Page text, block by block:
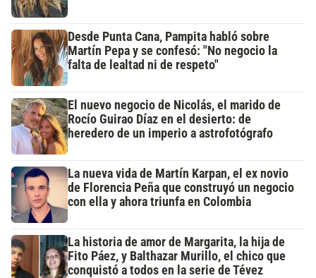
Desde Punta Cana, Pampita habló sobre
Martín Pepa y se confesó: "No negocio la
falta de lealtad ni de respeto"
El nuevo negocio de Nicolás, el marido de
Rocío Guirao Díaz en el desierto: de
heredero de un imperio a astrofotógrafo
La nueva vida de Martín Karpan, el ex novio
de Florencia Peña que construyó un negocio
con ella y ahora triunfa en Colombia
La historia de amor de Margarita, la hija de
Fito Páez, y Balthazar Murillo, el chico que
conquistó a todos en la serie de Tévez